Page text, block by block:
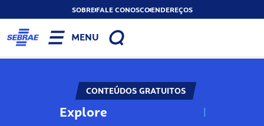
SOBREFALE CONOSCOENDEREÇOS
MENU
CONTEÚDOS GRATUITOS
Explore N